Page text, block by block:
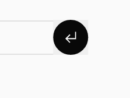
S'abonner